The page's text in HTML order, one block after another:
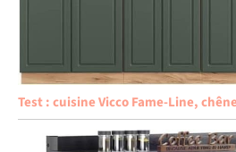
Test : cuisine Vicco Fame-Line,